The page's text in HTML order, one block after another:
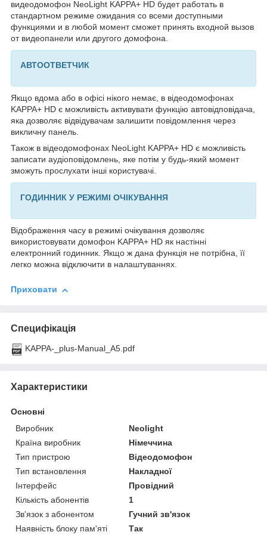
видеодомофон NeoLight KAPPA+ HD будет работать в
стандартном режиме ожидания со всеми доступными
функциями и в любой момент сможет принять входной вызов
от видеопанели или другого домофона.
АВТООТВЕТЧИК
Якщо вдома або в офісі нікого немає, в відеодомофонах
KAPPA+ HD є можливість активувати функцію автовідповідача,
яка дозволяє відвідувачам залишити повідомлення через
викличну панель.
Також в відеодомофонах NeoLight KAPPA+ HD є можливість
записати аудіоповідомлень, яке потім у будь-який момент
зможуть прослухати інші користувачі.
ГОДИННИК У РЕЖИМІ ОЧІКУВАННЯ
Відображення часу в режимі очікування дозволяє
використовувати домофон KAPPA+ HD як настінні
електронний годинник. Якщо ж дана функція не потрібна, її
легко можна відключити в налаштуваннях.
Приховати
Специфікація
KAPPA-_plus-Manual_A5.pdf
Характеристики
Основні
Виробник
Neolight
Країна виробник
Німеччина
Тип пристрою
Відеодомофон
Тип встановлення
Накладної
Інтерфейс
Провідний
Кількість абонентів
1
Зв'язок з абонентом
Гучний зв'язок
Наявність блоку пам'яті
Так